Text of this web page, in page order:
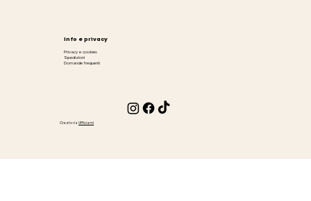
Info e privacy
Privacy e cookies
Spedizioni
Domande frequenti
Creato da Ufficiami